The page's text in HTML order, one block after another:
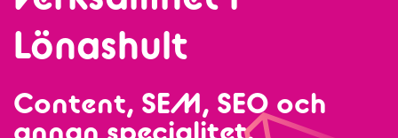
Lönashult
Content, SEM, SEO och
annan specialitet.